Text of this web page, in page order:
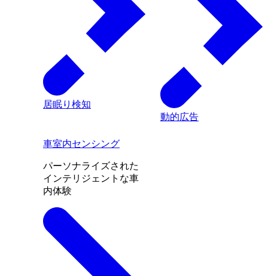
居眠り検知
動的広告
車室内センシング
パーソナライズされた
インテリジェントな車
内体験